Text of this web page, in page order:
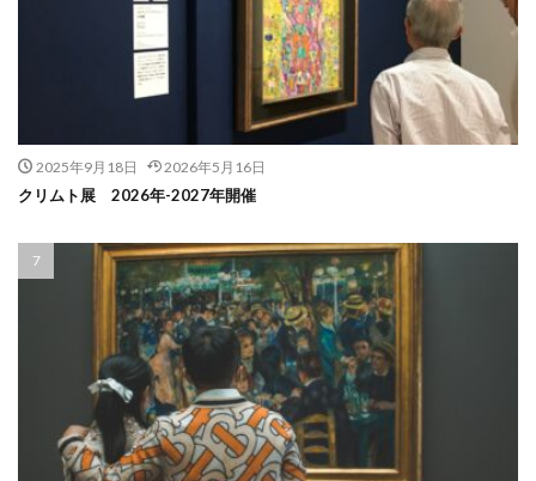
2025年9月18日 2026年5月16日
クリムト展 2026年-2027年開催